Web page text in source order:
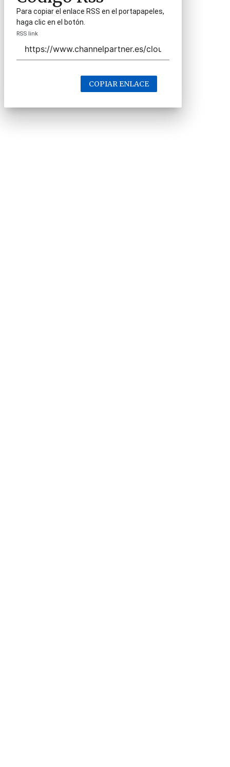
Para copiar el enlace RSS en el portapapeles,
haga clic en el botón.
RSS link
COPIAR ENLACE